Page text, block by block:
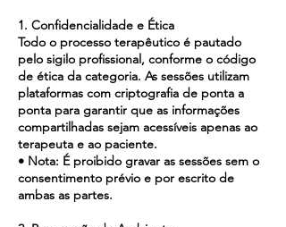
1. Confidencialidade e Ética
Todo o processo terapêutico é pautado
pelo sigilo profissional, conforme o código
de ética da categoria. As sessões utilizam
plataformas com criptografia de ponta a
ponta para garantir que as informações
compartilhadas sejam acessíveis apenas ao
terapeuta e ao paciente.
• Nota: É proibido gravar as sessões sem o
consentimento prévio e por escrito de
ambas as partes.